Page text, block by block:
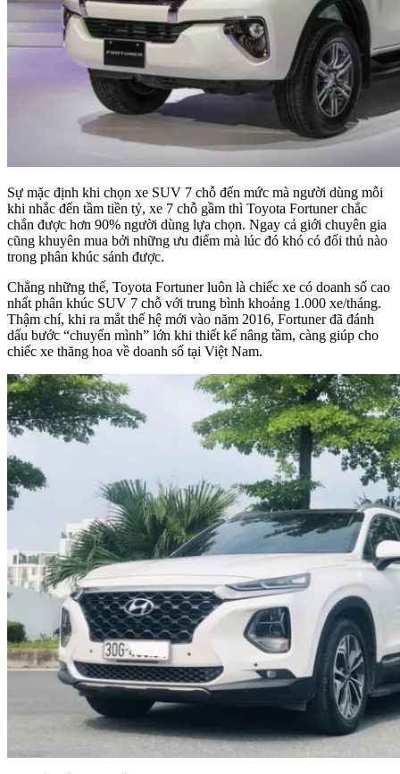
Sự mặc định khi chọn xe SUV 7 chỗ đến mức mà người dùng mỗi
khi nhắc đến tầm tiền tỷ, xe 7 chỗ gầm thì Toyota Fortuner chắc
chắn được hơn 90% người dùng lựa chọn. Ngay cả giới chuyên gia
cũng khuyên mua bởi những ưu điểm mà lúc đó khó có đối thủ nào
trong phân khúc sánh được.
Chẳng những thế, Toyota Fortuner luôn là chiếc xe có doanh số cao
nhất phân khúc SUV 7 chỗ với trung bình khoảng 1.000 xe/tháng.
Thậm chí, khi ra mắt thế hệ mới vào năm 2016, Fortuner đã đánh
dấu bước “chuyển mình” lớn khi thiết kế nâng tầm, càng giúp cho
chiếc xe thăng hoa về doanh số tại Việt Nam.